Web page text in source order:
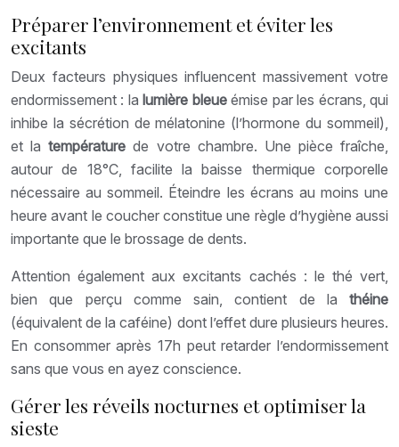
Préparer l’environnement et éviter les
excitants
Deux facteurs physiques influencent massivement votre
endormissement : lalumière bleueémise par les écrans, qui
inhibe la sécrétion de mélatonine (l’hormone du sommeil),
et latempérature de votre chambre. Une pièce fraîche,
autour de 18°C, facilite la baisse thermique corporelle
nécessaire au sommeil. Éteindre les écrans au moins une
heure avant le coucher constitue une règle d’hygiène aussi
importante que le brossage de dents.
Attention également aux excitants cachés : le thé vert,
bien que perçu comme sain, contient de la théine
(équivalent de la caféine) dont l’effet dure plusieurs heures.
En consommer après 17h peut retarder l’endormissement
sans que vous en ayez conscience.
Gérer les réveils nocturnes et optimiser la
sieste